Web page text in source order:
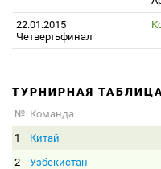
22.01.2015
Четвертьфинал
ТУРНИРНАЯ ТАБЛИЦА
№ Команда
1
Китай
2
Узбекистан